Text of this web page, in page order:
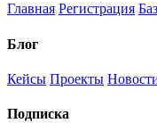
Главная Регистрация
Блог
Кейсы Проекты
Подписка